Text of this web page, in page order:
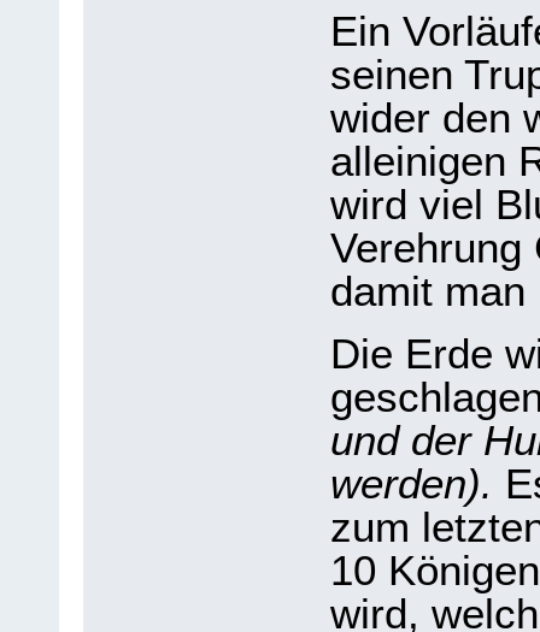
Ein
seinen
wider den
alleinigen
wird viel
Verehrung
damit man
Die Erde
und der
werden).
zum
10
wird,